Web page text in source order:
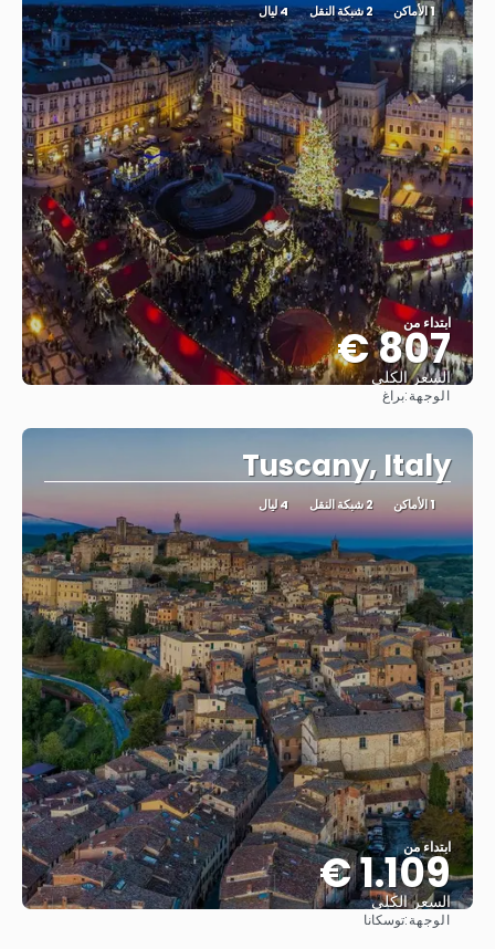
1 الأماكن 2 شبكة النقل 4 ليال
ابتداء من
807 €
السعر الكلي
الوجهة:براغ
Tuscany, Italy
1 الأماكن 2 شبكة النقل 4 ليال
ابتداء من
1.109 €
السعر الكلي
الوجهة:توسكانا